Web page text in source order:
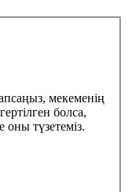
мекеменің
болса,
оны түзетеміз.